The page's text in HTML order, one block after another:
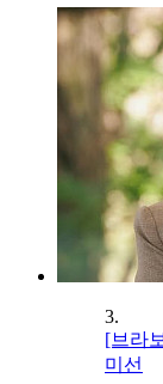
3.
[브라
미선